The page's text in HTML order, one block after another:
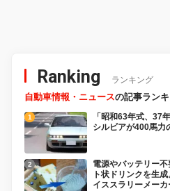
Ranking ランキング
自動車情報・ニュースの記事ラン
「昭和63年式、37
シルビアが400馬力
電源やバッテリー
ト状ドリンクを生
イススラリーメーカ